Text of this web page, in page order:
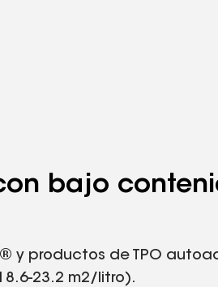
bajo
y productos de TPO
23.2 m2/litro).